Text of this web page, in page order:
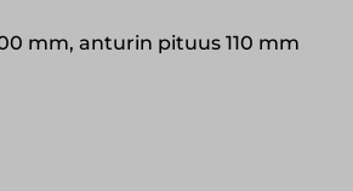
mm, anturin pituus 110 mm